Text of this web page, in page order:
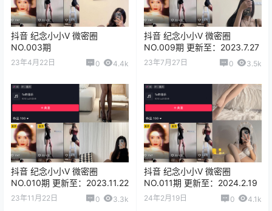
抖音 纪念小小V 微密圈
NO.003期
23年4月22日 0 4.4k
抖音 纪念小小V 微密圈
NO.009期 更新至：2023.7.27
23年7月27日 0 3.5k
抖音 纪念小小V 微密圈
NO.010期 更新至：2023.11.22
23年11月22日 0 3.3k
抖音 纪念小小V 微密圈
NO.011期 更新至：2024.2.19
24年2月19日 0 4.1k